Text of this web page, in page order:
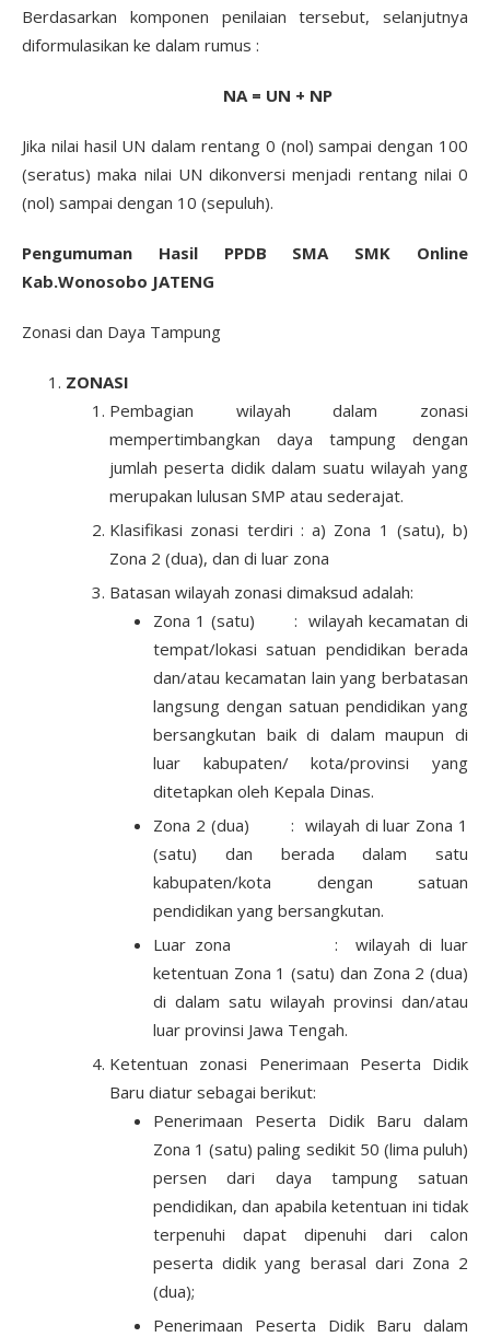
Berdasarkan komponen penilaian tersebut, selanjutnya
diformulasikan ke dalam rumus :
NA = UN + NP
Jika nilai hasil UN dalam rentang 0 (nol) sampai dengan 100
(seratus) maka nilai UN dikonversi menjadi rentang nilai 0
(nol) sampai dengan 10 (sepuluh).
Pengumuman Hasil PPDB SMA SMK Online
Kab.Wonosobo JATENG
Zonasi dan Daya Tampung
ZONASI
Pembagian wilayah dalam zonasi
mempertimbangkan daya tampung dengan
jumlah peserta didik dalam suatu wilayah yang
merupakan lulusan SMP atau sederajat.
Klasifikasi zonasi terdiri : a) Zona 1 (satu), b)
Zona 2 (dua), dan di luar zona
Batasan wilayah zonasi dimaksud adalah:
Zona 1 (satu) : wilayah kecamatan di
tempat/lokasi satuan pendidikan berada
dan/atau kecamatan lain yang berbatasan
langsung dengan satuan pendidikan yang
bersangkutan baik di dalam maupun di
luar kabupaten/ kota/provinsi yang
ditetapkan oleh Kepala Dinas.
Zona 2 (dua) : wilayah di luar Zona 1
(satu) dan berada dalam satu
kabupaten/kota dengan satuan
pendidikan yang bersangkutan.
Luar zona : wilayah di luar
ketentuan Zona 1 (satu) dan Zona 2 (dua)
di dalam satu wilayah provinsi dan/atau
luar provinsi Jawa Tengah.
Ketentuan zonasi Penerimaan Peserta Didik
Baru diatur sebagai berikut:
Penerimaan Peserta Didik Baru dalam
Zona 1 (satu) paling sedikit 50 (lima puluh)
persen dari daya tampung satuan
pendidikan, dan apabila ketentuan ini tidak
terpenuhi dapat dipenuhi dari calon
peserta didik yang berasal dari Zona 2
(dua);
Penerimaan Peserta Didik Baru dalam